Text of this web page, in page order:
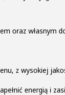
oraz własnym
z wysokiej
energią i